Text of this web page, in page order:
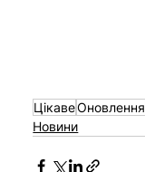
ЦікавеОновлення
Новини